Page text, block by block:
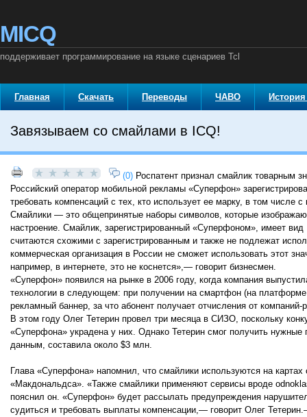
MICQ
поддерживает программирование на языке сценариев Tcl
Главная Скачать Переводы ЧАВО
Завязываем со смайлами в ICQ!
(0) Роспатент признал смайлик товарным
Российский оператор мобильной рекламы «Суперфон»
требовать компенсаций с тех, кто использует ее марку, в том
Смайлики — это общепринятые наборы символов, которые
настроение. Смайлик, зарегистрированный «Суперфоном», имеет
считаются схожими с зарегистрированным и также не подлежат
коммерческая организация в России не сможет использовать этот
например, в интернете, это не коснется»,— говорит бизнесмен.
«Суперфон» появился на рынке в 2006 году, когда компания
технологии в следующем: при получении на смартфон (на
рекламный баннер, за что абонент получает отчисления от компаний-
В этом году Олег Тетерин провел три месяца в СИЗО, поскольку
«Суперфона» украдена у них. Однако Тетерин смог получить
данным, составила около $3 млн.
Глава «Суперфона» напомнил, что смайлики используются на
«Макдональдса». «Также смайлики применяют сервисы вроде
пояснил он. «Суперфон» будет рассылать предупреждения
судиться и требовать выплаты компенсации,— говорит Олег